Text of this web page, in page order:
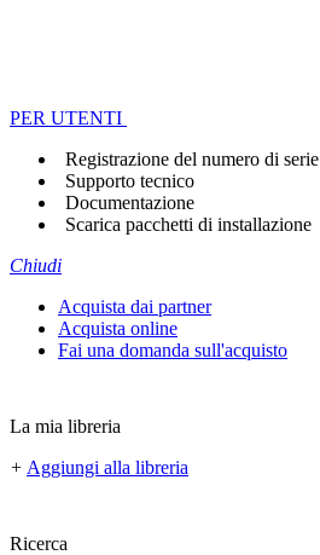
PER UTENTI
Registrazione del numero di serie
Supporto tecnico
Documentazione
Scarica pacchetti di installazione
Chiudi
Acquista dai partner
Acquista online
Fai una domanda sull'acquisto
La mia libreria
+ Aggiungi alla libreria
Ricerca